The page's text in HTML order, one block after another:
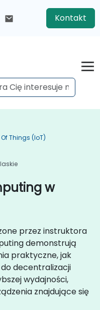
Kontakt
Things (IoT)
w
przez instruktora
demonstrują
praktyczne, jak
decentralizacji
wydajności,
znajdujące się